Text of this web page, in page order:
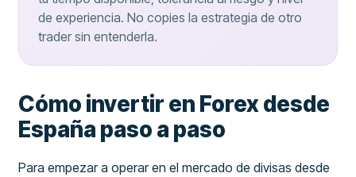
de experiencia. No copies la estrategia de otro
trader sin entenderla.
Cómo invertir en Forex desde
España paso a paso
Para empezar a operar en el mercado de divisas desde